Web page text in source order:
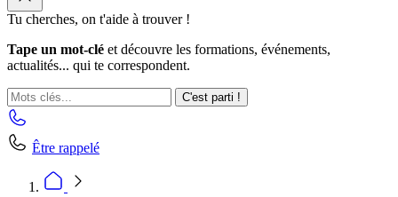
Tu cherches, on t'aide à trouver !
Tape un mot-clé et découvre les formations, événements,
actualités... qui te correspondent.
C'est parti !
Être rappelé